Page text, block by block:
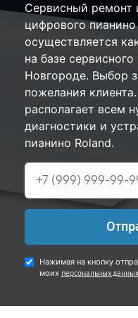
Сервисный ремонт
цифрового пианино
осуществляется
на базе
Новгороде. Выбор
пожелания
располагает всем
диагностики и
пианино Roland.
Нажимая на кнопку
моих персональных данных